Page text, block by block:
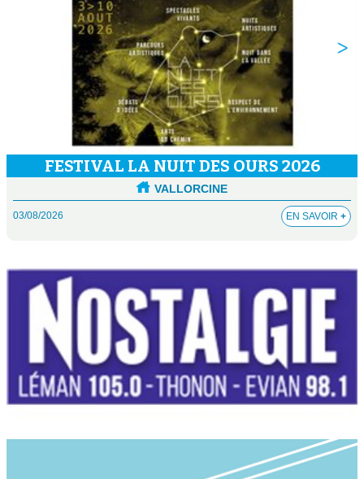
FESTIVAL LA NUIT DES OURS 2026
VALLORCINE
03/08/2026 EN SAVOIR +